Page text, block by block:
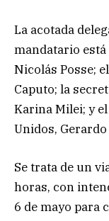
La acotada
mandatario está
Nicolás Posse;
Caputo; la
Karina Milei; y
Unidos,
Se trata de un
horas, con
6 de mayo para